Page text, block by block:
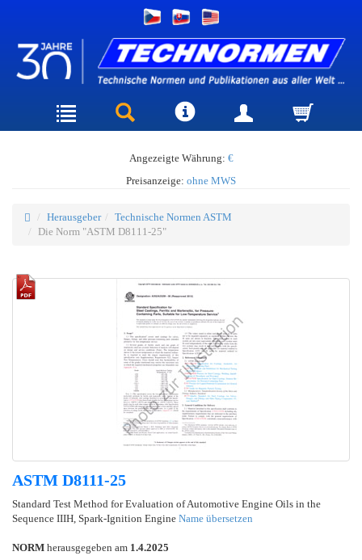
Angezeigte Währung: €
Preisanzeige: ohne MWS
Herausgeber
Technische Normen ASTM
Die Norm "ASTM D8111-25"
ASTM D8111-25
Standard Test Method for Evaluation of Automotive Engine Oils in the
Sequence IIIH, Spark-Ignition Engine Name übersetzen
NORM herausgegeben am 1.4.2025